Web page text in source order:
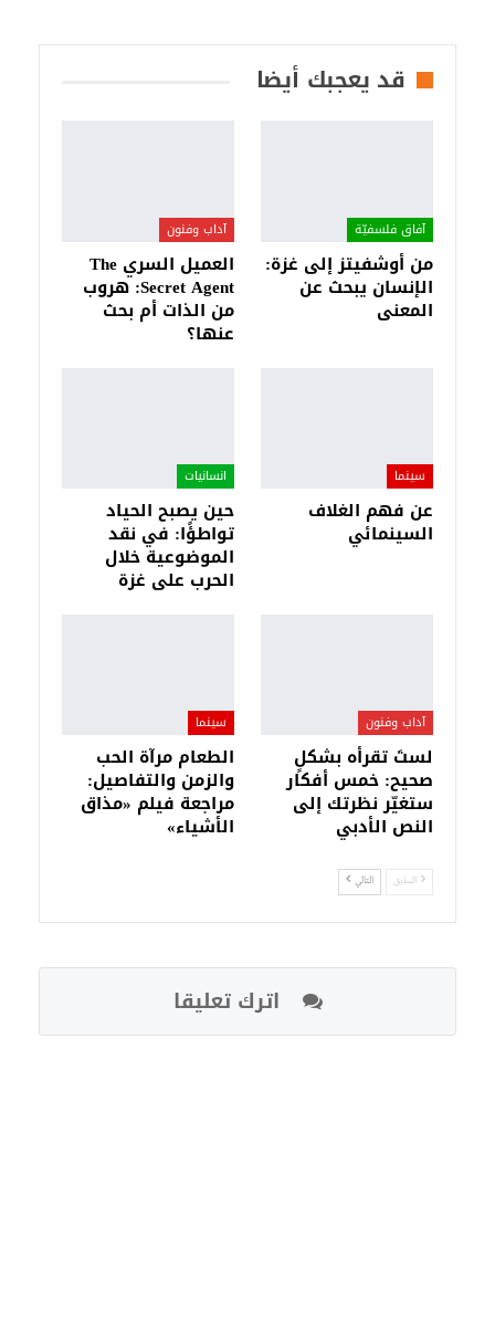
قد يعجبك أيضا
آفاق فلسفيّة‎
من أوشفيتز إلى غزة:
الإنسان يبحث عن
المعنى
آداب وفنون
العميل السري The
Secret Agent: هروب
من الذات أم بحث
عنها؟
سينما
عن فهم الغلاف
السينمائي
انسانيات
حين يصبح الحياد
تواطؤًا: في نقد
الموضوعية خلال
الحرب على غزة
آداب وفنون
لستَ تقرأه بشكلٍ
صحيح: خمس أفكار
ستغيّر نظرتك إلى
النص الأدبي
سينما
الطعام مرآة الحب
والزمن والتفاصيل:
مراجعة فيلم «مذاق
الأشياء»
السابق التالي
اترك تعليقا